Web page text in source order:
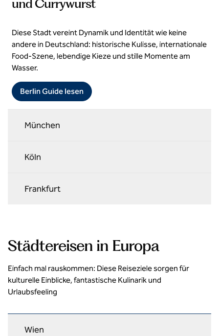
und Currywurst
© DZT/Dagmar Schwelle
Diese Stadt vereint Dynamik und Identität wie keine
andere in Deutschland: historische Kulisse, internationale
Food-Szene, lebendige Kieze und stille Momente am
Wasser.
Berlin Guide lesen
München
Köln
Frankfurt
Städtereisen in Europa
Einfach mal rauskommen: Diese Reiseziele sorgen für
kulturelle Einblicke, fantastische Kulinarik und
Urlaubsfeeling
Wien